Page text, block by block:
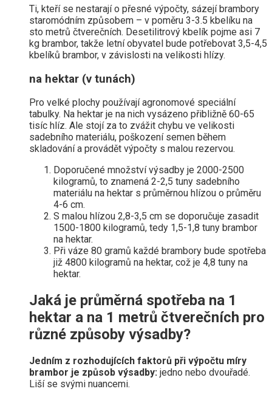
Ti, kteří se nestarají o přesné výpočty, sázejí brambory
staromódním způsobem – v poměru 3-3.5 kbelíku na
sto metrů čtverečních. Desetilitrový kbelík pojme asi 7
kg brambor, takže letní obyvatel bude potřebovat 3,5-4,5
kbelíků brambor, v závislosti na velikosti hlízy.
na hektar (v tunách)
Pro velké plochy používají agronomové speciální
tabulky. Na hektar je na nich vysázeno přibližně 60-65
tisíc hlíz. Ale stojí za to zvážit chybu ve velikosti
sadebního materiálu, poškození semen během
skladování a provádět výpočty s malou rezervou.
Doporučené množství výsadby je 2000-2500
kilogramů, to znamená 2-2,5 tuny sadebního
materiálu na hektar s průměrnou hlízou o průměru
4-6 cm.
S malou hlízou 2,8-3,5 cm se doporučuje zasadit
1500-1800 kilogramů, tedy 1,5-1,8 tuny brambor
na hektar.
Při váze 80 gramů každé brambory bude spotřeba
již 4800 kilogramů na hektar, což je 4,8 tuny na
hektar.
Jaká je průměrná spotřeba na 1
hektar a na 1 metrů čtverečních pro
různé způsoby výsadby?
Jedním z rozhodujících faktorů při výpočtu míry
brambor je způsob výsadby: jedno nebo dvouřadé.
Liší se svými nuancemi.